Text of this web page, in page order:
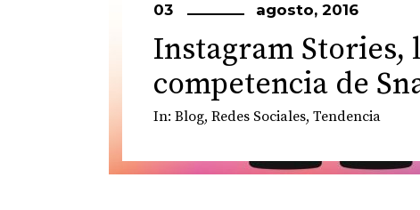
03 agosto, 2016
Instagram Stories,
competencia de
In: Blog, Redes Sociales, Tendencia